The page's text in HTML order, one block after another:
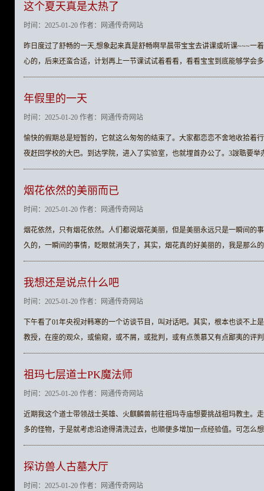
这个夏天真是太热了
时间：2025-01-20 作者：网通传奇网站
昨日度过了舒畅的一天,想象起来真是舒畅啊早晨带宝宝去讲课或听课~~~一
心的，后来还蛮合适，计划再上一节课试试着看看，看看宝宝到底能够学会
年假里的一天
时间：2025-01-20 作者：网通传奇网站
愉快的假期总是短暂的，它就这么匆匆的结束了。大家都恋恋不舍地收拾着
夜赶回学校的大巴。到达学院，进入了实验室，也就埋首办公了。3詜聕要
烟花依然的美丽而已
时间：2025-01-20 作者：网通传奇网站
烟花依然，只有烟花依然。人们都说烟花美丽，但是美丽永远只是一瞬间的
久的，一瞬间的事情，眨眼就消失了，其实，烟花真的好美丽的，我是那么
我想还是说点什么吧
时间：2025-01-20 作者：网通传奇网站
下午看了01年央视对韩寒的一个访谈节目，叫对话吧。其实，根本也谈不上
教授，在座的观众，或偷窥，或不屑，或批判，或有点羡慕又有点鄙夷的评
祖玛七层道士PK魔法师
时间：2025-01-20 作者：网通传奇网站
近期我这个道士带领战士英雄、火麒麟兽前往祖玛寺庙想要挑战祖玛教主。
多的怪物，于是就考虑沿途得清洗过去，也顺便多增加一点经验值。可怎么
探访兽人古墓大厅
时间：2025-01-20 作者：网通传奇网站